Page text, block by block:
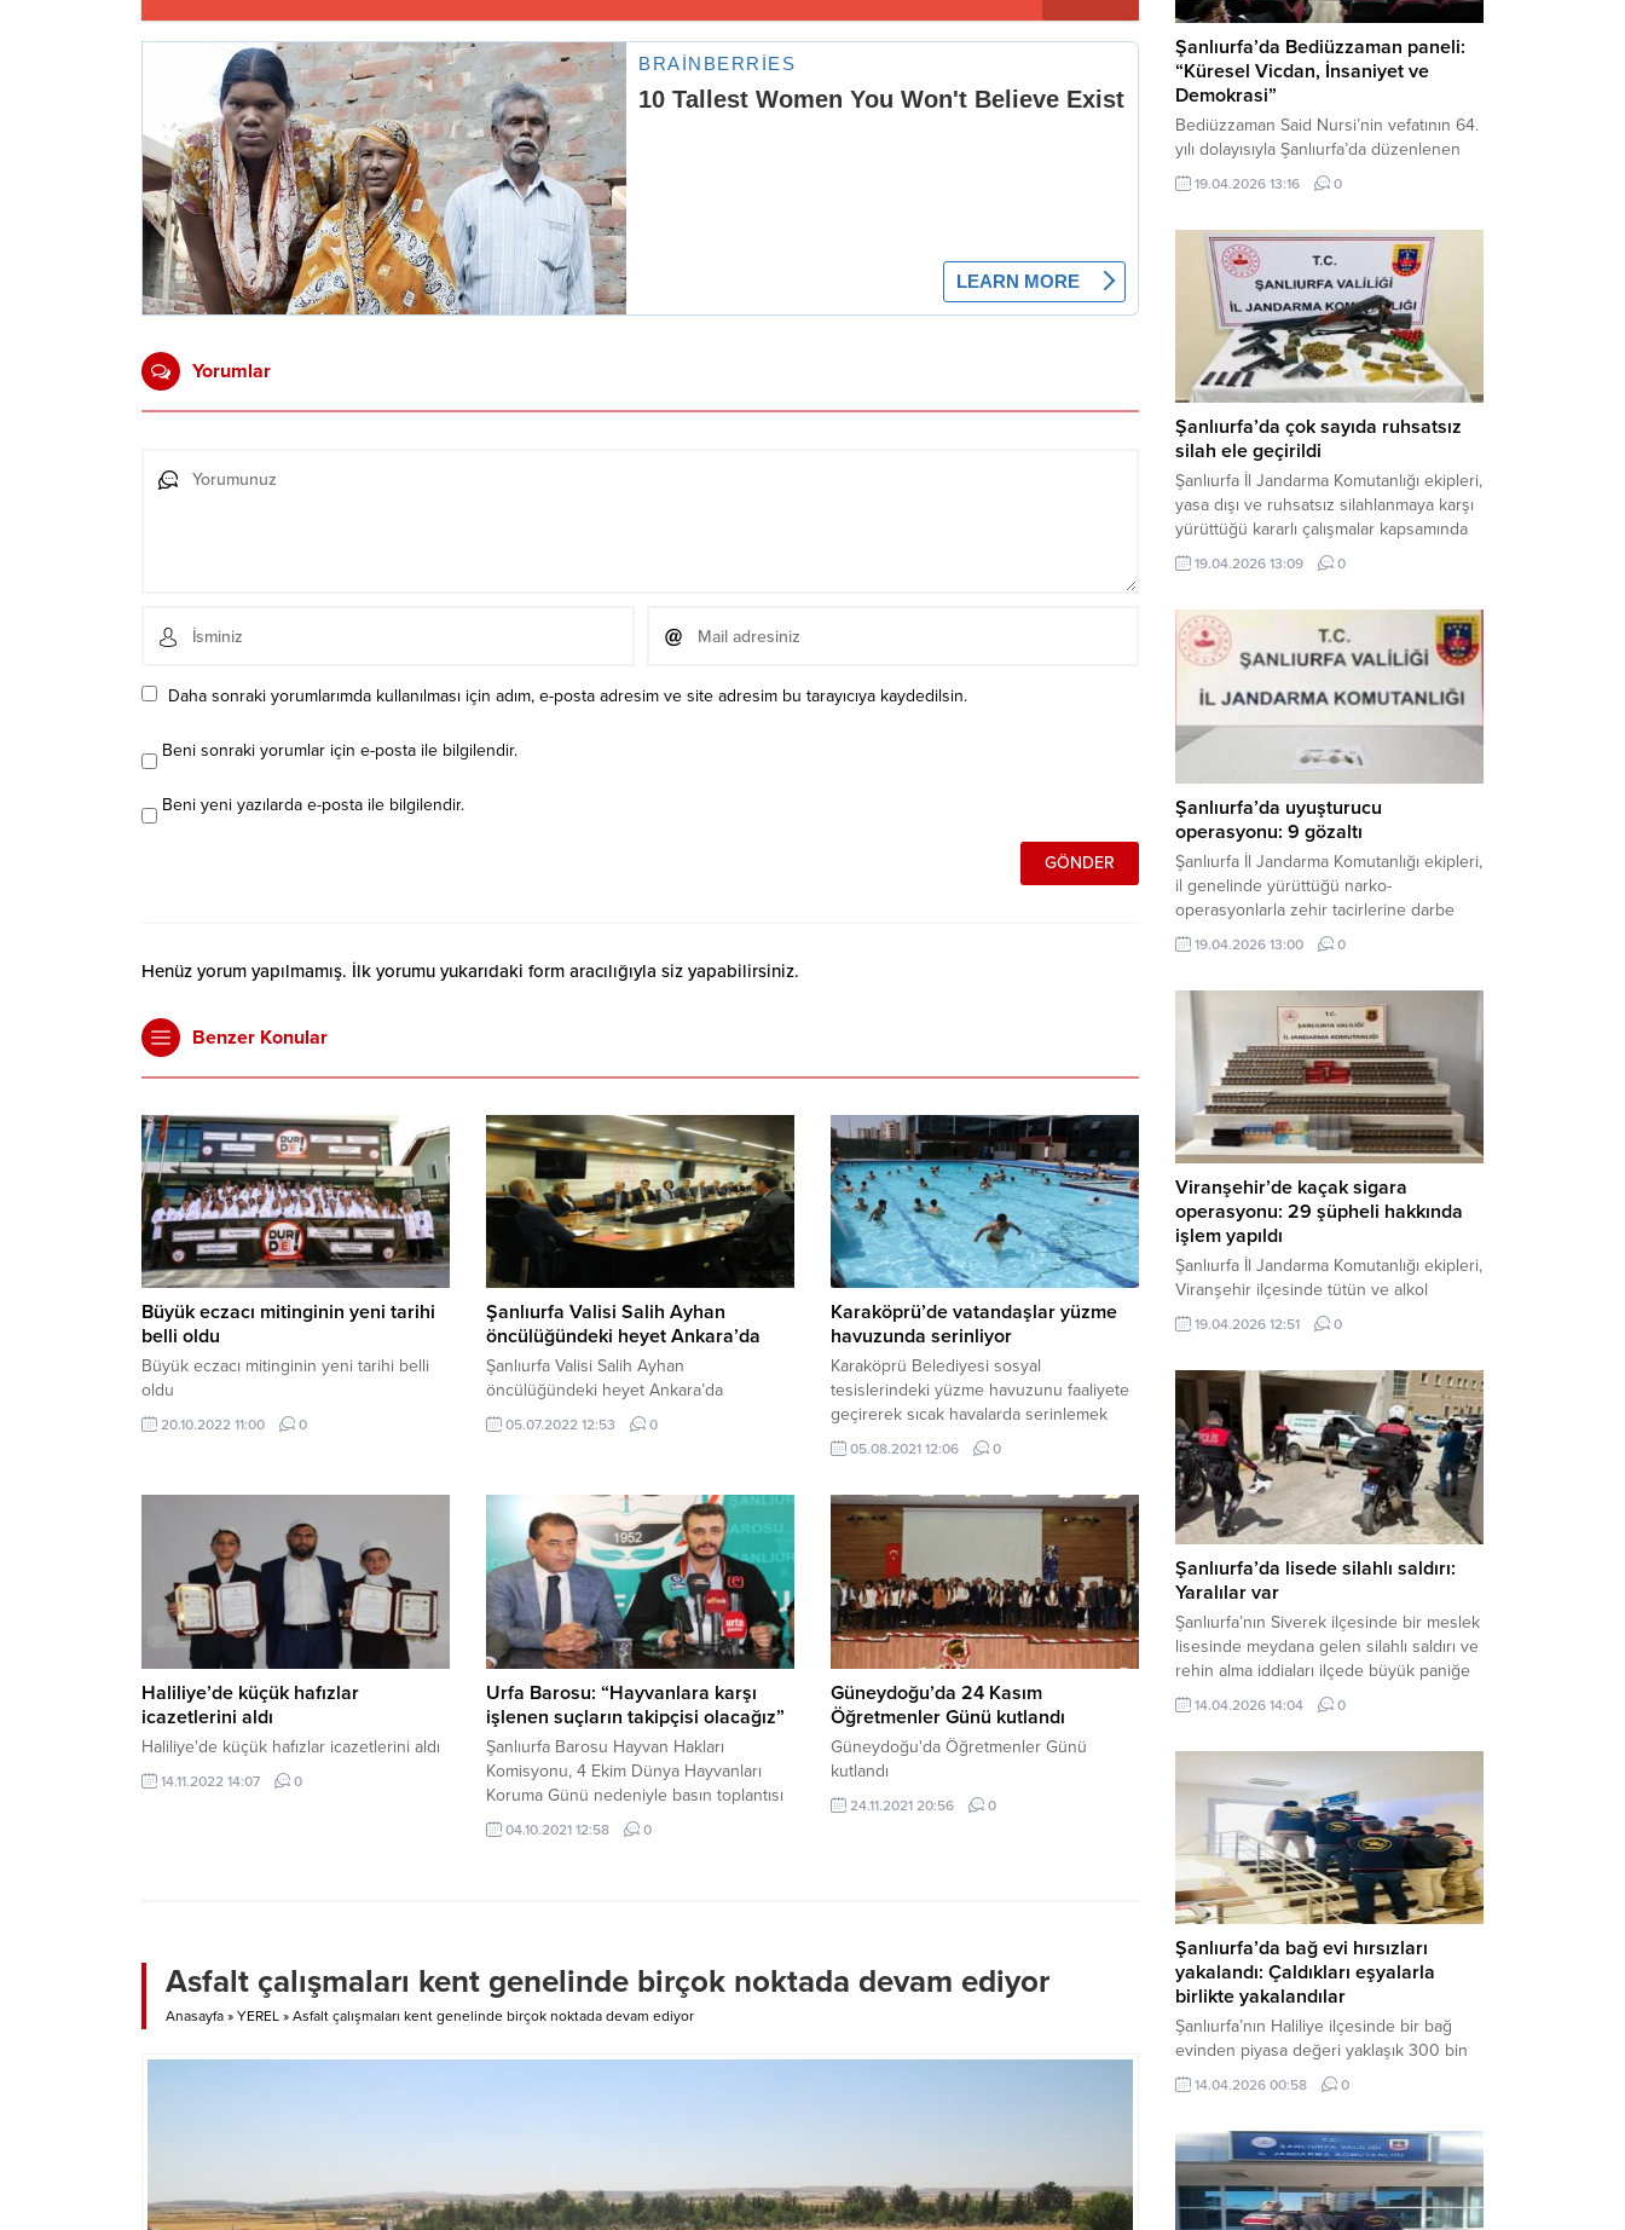
Yorumlar
Daha sonraki yorumlarımda kullanılması için adım, e-posta adresim ve site adresim bu tarayıcıya kaydedilsin.
Beni sonraki yorumlar için e-posta ile bilgilendir.
Beni yeni yazılarda e-posta ile bilgilendir.
Henüz yorum yapılmamış. İlk yorumu yukarıdaki form aracılığıyla siz yapabilirsiniz.
Benzer Konular
Büyük eczacı mitinginin yeni tarihi
belli oldu
Büyük eczacı mitinginin yeni tarihi belli
oldu
20.10.2022 11:00 0
Şanlıurfa Valisi Salih Ayhan
öncülüğündeki heyet Ankara’da
Şanlıurfa Valisi Salih Ayhan
öncülüğündeki heyet Ankara’da
05.07.2022 12:53 0
Karaköprü’de vatandaşlar yüzme
havuzunda serinliyor
Karaköprü Belediyesi sosyal
tesislerindeki yüzme havuzunu faaliyete
geçirerek sıcak havalarda serinlemek
isteyen vatandaşların hizmetine sundu.
ve hijyen tedbirleri alındı Karaköprü
taleplerine karşılık olarak eksiği
karşılamak için mesire alanında bulunan
Karaköprü Belediyesi sosyal tesislerinde
bulunan havuzu vatandaşların...
05.08.2021 12:06 0
Haliliye’de küçük hafızlar
icazetlerini aldı
Haliliye'de küçük hafızlar icazetlerini aldı
14.11.2022 14:07 0
Urfa Barosu: “Hayvanlara karşı
işlenen suçların takipçisi olacağız”
Şanlıurfa Barosu Hayvan Hakları
Komisyonu, 4 Ekim Dünya Hayvanları
Koruma Günü nedeniyle basın toplantısı
gerçekleştirdi. Komisyon, hiçbir canlının
diğerinden ayırt edilemeyeceğini
Keskinbıçak ve avukatlar katıldı.
Komisyon Başkanı Keskinbıçak,...
04.10.2021 12:58 0
Güneydoğu’da 24 Kasım
Öğretmenler Günü kutlandı
Güneydoğu'da Öğretmenler Günü
kutlandı
24.11.2021 20:56 0
Asfalt çalışmaları kent genelinde birçok noktada devam ediyor
Anasayfa » YEREL » Asfalt çalışmaları kent genelinde birçok noktada devam ediyor
Şanlıurfa’da Bediüzzaman paneli:
“Küresel Vicdan, İnsaniyet ve
Demokrasi”
Bediüzzaman Said Nursi’nin vefatının 64.
yılı dolayısıyla Şanlıurfa’da düzenlenen
panelde, günümüzün manevi ve
toplumsal sorunlarına Risale-i Nur
Necmettin Cevheri Kültür Merkezi’nde
gerçekleştirilen “Küresel Vicdan,
İnsaniyet ve Demokrasi” başlıklı panel,
hürriyet, adalet ve hukuk vurgularıyla
yoğun katılıma sahne oldu. Haber
Merkezi – Bediüzzaman Eğitim Kültür ve
Sanat...
19.04.2026 13:16 0
Şanlıurfa’da çok sayıda ruhsatsız
silah ele geçirildi
Şanlıurfa İl Jandarma Komutanlığı ekipleri,
yasa dışı ve ruhsatsız silahlanmaya karşı
yürüttüğü kararlı çalışmalar kapsamında
Bozova ilçesinde bir ikamete operasyon
düzenledi. Yapılan aramada çok sayıda
mühimmat ele geçirildi. Haber Merkezi –
Şanlıurfa Valiliği İl Basın ve Halkla İlişkiler
Müdürlüğü tarafından yapılan açıklamaya
göre; 17 Nisan...
19.04.2026 13:09 0
Şanlıurfa’da uyuşturucu
operasyonu: 9 gözaltı
Şanlıurfa İl Jandarma Komutanlığı ekipleri,
il genelinde yürüttüğü narko-
operasyonlarla zehir tacirlerine darbe
indirdi. Üç ilçede eş zamanlı
gerçekleştirilen faaliyetlerde çeşitli
şüpheli hakkında adli işlem başlatıldı.
Haber Merkezi – Şanlıurfa Valiliği İl Basın
ve Halkla İlişkiler Müdürlüğü’nden yapılan
açıklamaya göre, İl Jandarma Komutanlığı
tarafından “Narkotik Suçlarla...
19.04.2026 13:00 0
Viranşehir’de kaçak sigara
operasyonu: 29 şüpheli hakkında
işlem yapıldı
Şanlıurfa İl Jandarma Komutanlığı ekipleri,
Viranşehir ilçesinde tütün ve alkol
kaçakçılığına yönelik yürüttüğü kapsamlı
çalışmalar neticesinde binlerce paket
Operasyon kapsamında çok sayıda şahıs
hakkında adli süreç başlatıldı. Haber
Merkezi – Şanlıurfa Valiliği bünyesinde İl
Jandarma Komutanlığı tarafından
gerçekleştirilen “Tütün ve Alkol
Kaçakçılarına Yönelik Çalışmalar” tüm...
19.04.2026 12:51 0
Şanlıurfa’da lisede silahlı saldırı:
Yaralılar var
Şanlıurfa’nın Siverek ilçesinde bir meslek
lisesinde meydana gelen silahlı saldırı ve
rehin alma iddiaları ilçede büyük paniğe
neden oldu. Olay yerine çok sayıda özel
harekat polisi ve sağlık ekibi sevk
çalışmaları devam ediyor. Haber Merkezi
– Siverek ilçesi Hasan Çelebi
Mahallesi’nde bulunan Ahmet Koyuncu
Mesleki...
14.04.2026 14:04 0
Şanlıurfa’da bağ evi hırsızları
yakalandı: Çaldıkları eşyalarla
birlikte yakalandılar
Şanlıurfa’nın Haliliye ilçesinde bir bağ
evinden piyasa değeri yaklaşık 300 bin
TL olan eşyaları çalan şüpheliler,
jandarmanın başarılı operasyonuyla
şüpheliden 2’si tutuklanarak cezaevine
gönderildi. Haber Merkezi – Şanlıurfa İl
Jandarma Komutanlığı, “Faili Meçhul
Hırsızlık Olaylarının Aydınlatılmasına”
14.04.2026 00:58 0